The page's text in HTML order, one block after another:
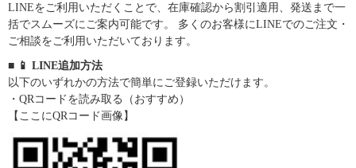
LINEをご利用いただくことで、在庫確認から割引適用、発送まで一
括でスムーズにご案内可能です。 多くのお客様にLINEでのご注文・
ご相談をご利用いただいております。
■ 📱 LINE追加方法
以下のいずれかの方法で簡単にご登録いただけます。
・QRコードを読み取る（おすすめ）
【ここにQRコード画像】